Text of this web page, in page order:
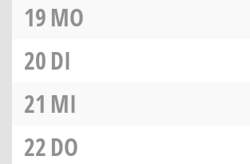
19MO
20DI
21 MI
22DO